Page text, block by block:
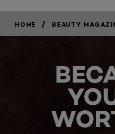
HOME / BEAUTY